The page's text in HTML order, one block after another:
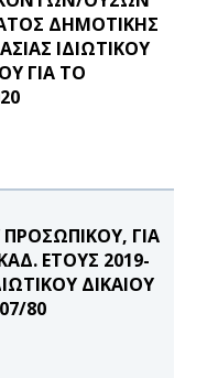
ΔΗΜΟΤΙΚΗΣ
ΙΔΙΩΤΙΚΟΥ
ΓΙΑ ΤΟ
ΓΙΑ
ΕΤΟΥΣ 2019-
ΔΙΚΑΙΟΥ
80